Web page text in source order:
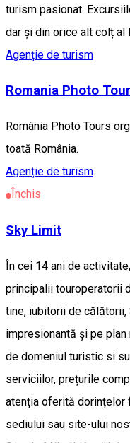
turism pasionat.
dar și din orice alt colț al
Agenție de turism
Romania Photo
România Photo Tours
toată România.
Agenție de turism
Închis
Sky Limit
În cei 14 ani de
principalii touroperatorii
tine, iubitorii de
impresionantă și pe
de domeniul turistic si
serviciilor, prețurile
atenția oferită dorințelor
sediului sau site-ului